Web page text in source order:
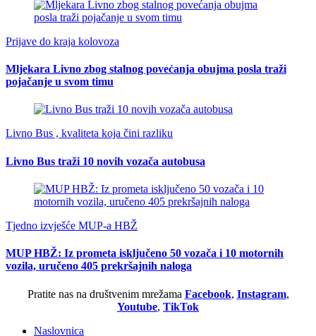
Prijave do kraja kolovoza
Mljekara Livno zbog stalnog povećanja obujma posla traži
pojačanje u svom timu
Livno Bus , kvaliteta koja čini razliku
Livno Bus traži 10 novih vozača autobusa
Tjedno izvješće MUP-a HBŽ
MUP HBŽ: Iz prometa isključeno 50 vozača i 10 motornih
vozila, uručeno 405 prekršajnih naloga
Pratite nas na društvenim mrežama Facebook, Instagram,
Youtube, TikTok
Naslovnica